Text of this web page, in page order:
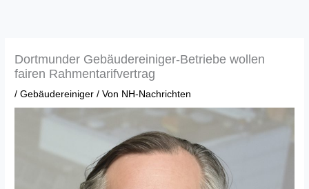
Dortmunder Gebäudereiniger-Betriebe wollen
fairen Rahmentarifvertrag
/Gebäudereiniger / Von NH-Nachrichten